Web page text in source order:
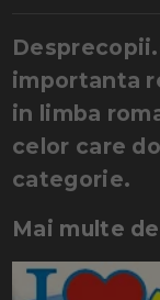
importanta
in limba
celor care
categorie.
Mai multe